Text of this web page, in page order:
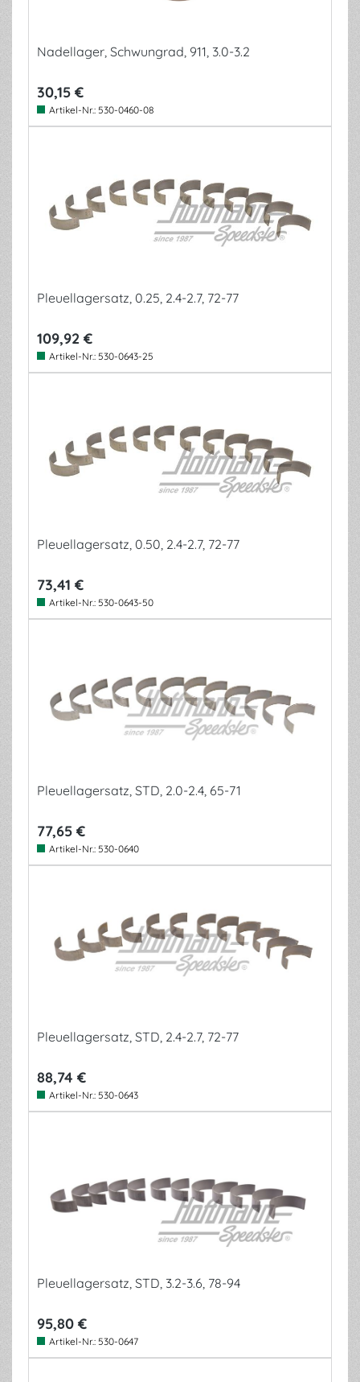
Nadellager, Schwungrad, 911, 3.0-3.2
30,15 €
Artikel-Nr.: 530-0460-08
Pleuellagersatz, 0.25, 2.4-2.7, 72-77
109,92 €
Artikel-Nr.: 530-0643-25
Pleuellagersatz, 0.50, 2.4-2.7, 72-77
73,41 €
Artikel-Nr.: 530-0643-50
Pleuellagersatz, STD, 2.0-2.4, 65-71
77,65 €
Artikel-Nr.: 530-0640
Pleuellagersatz, STD, 2.4-2.7, 72-77
88,74 €
Artikel-Nr.: 530-0643
Pleuellagersatz, STD, 3.2-3.6, 78-94
95,80 €
Artikel-Nr.: 530-0647